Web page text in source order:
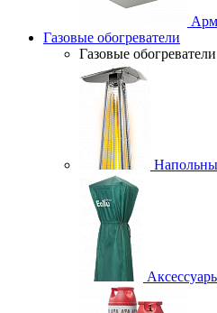
Газовые обогреватели
Газовые обогреватели